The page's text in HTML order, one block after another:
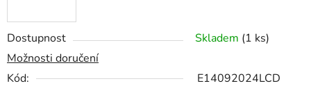
Dostupnost Skladem (1 ks)
Možnosti doručení
Kód:
E14092024LCD